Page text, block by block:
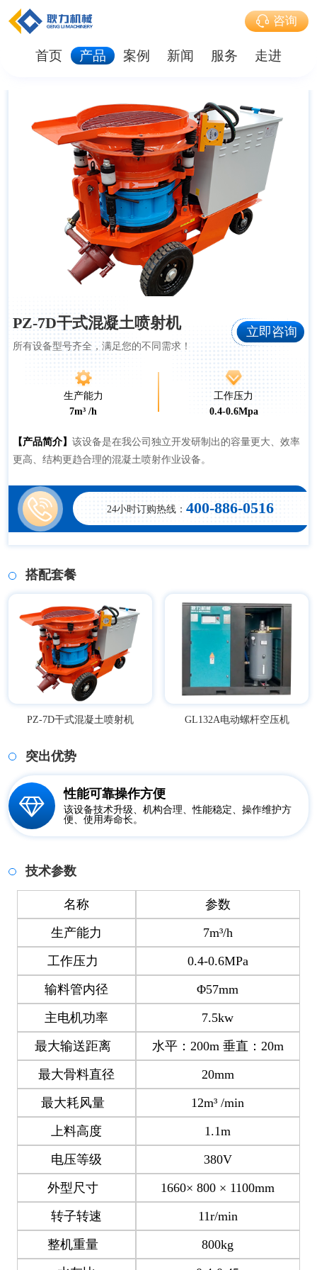
咨询
首页 产品 案例 新闻 服务 走进
PZ-7D干式混凝土喷射机
所有设备型号齐全，满足您的不同需求！
立即咨询
生产能力
7m³ /h
工作压力
0.4-0.6Mpa
【产品简介】 该设备是在我公司独立开发研制出的容量更大、效率
更高、结构更趋合理的混凝土喷射作业设备。
24小时订购热线：400-886-0516
搭配套餐
PZ-7D干式混凝土喷射机 GL132A电动螺杆空压机
突出优势
性能可靠操作方便
该设备技术升级、机构合理、性能稳定、操作维护方
便、使用寿命长。
技术参数
名称
参数
生产能力
7m³/h
工作压力
0.4-0.6MPa
输料管内径
Φ57mm
主电机功率
7.5kw
最大输送距离
水平：200m 垂直：20m
最大骨料直径
20mm
最大耗风量
12m³ /min
上料高度
1.1m
电压等级
380V
外型尺寸
1660× 800 × 1100mm
转子转速
11r/min
整机重量
800kg